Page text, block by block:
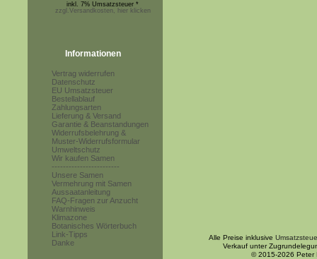
inkl. 7% Umsatzsteuer *
zzgl.Versandkosten, hier klicken
Informationen
Vertrag widerrufen
Datenschutz
EU Umsatzsteuer
Bestellablauf
Zahlungsarten
Lieferung & Versand
Garantie & Beanstandungen
Widerrufsbelehrung &
Muster-Widerrufsformular
Umweltschutz
Wir kaufen Samen
------------------------
Unsere Samen
Vermehrung mit Samen
Aussaatanleitung
FAQ-Fragen zur Anzucht
Warnhinweis
Klimazone
Botanisches Wörterbuch
Link-Tipps
Danke
Alle Preise inklusive
Verkauf unter
© 2015-2026 Peter